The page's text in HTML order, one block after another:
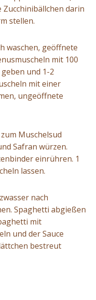
darin
stellen.
waschen, geöffnete
mit 100
und 1-2
mit einer
ungeöffnete
Muschelsud
Safran würzen.
einrühren. 1
lassen.
nach
Spaghetti abgießen
mit
und der Sauce
bestreut